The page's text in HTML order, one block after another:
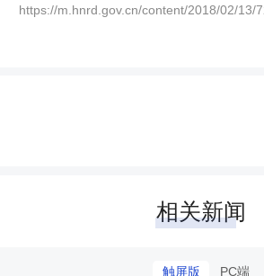
https://m.hnrd.gov.cn/content/2018/02/13/
相关新闻
触屏版 PC端